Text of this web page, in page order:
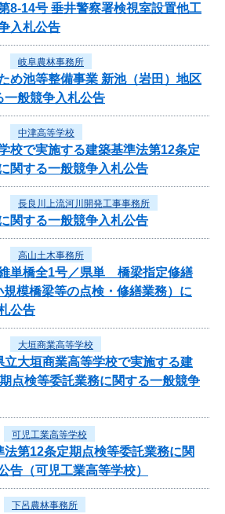
8-14号 垂井警察署検視室設置他工
入札公告
岐阜農林事務所
め池等整備事業 新池（岩田）地区
一般競争入札公告
中津高等学校
校で実施する建築基準法第12条定
関する一般競争入札公告
長良川上流河川開発工事事務所
関する一般競争入札公告
高山土木事務所
維単橋全1号／県単 橋梁指定修繕
規模橋梁等の点検・修繕業務）に
公告
大垣商業高等学校
大垣商業高等学校で実施する建
点検等委託業務に関する一般競争
可児工業高等学校
第12条定期点検等委託業務に関
告（可児工業高等学校）
下呂農林事務所